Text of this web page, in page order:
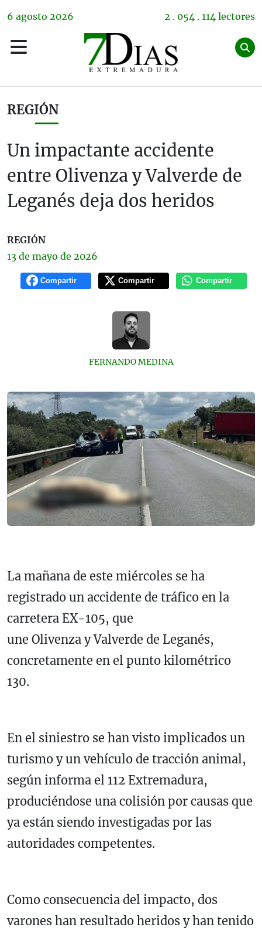
6 agosto 2026 2 . 054 . 114 lectores
REGIÓN
Un impactante accidente
entre Olivenza y Valverde de
Leganés deja dos heridos
REGIÓN
13 de mayo de 2026
Compartir Compartir Compartir
FERNANDO MEDINA
La mañana de este miércoles se ha
registrado un accidente de tráfico en la
carretera EX-105, que
une Olivenza yValverde de Leganés,
concretamente en el punto kilométrico
130.
En el siniestro se han visto implicados un
turismo y un vehículo de tracción animal,
según informa el 112 Extremadura,
produciéndose una colisión por causas que
ya están siendo investigadas por las
autoridades competentes.
Como consecuencia del impacto, dos
varones han resultado heridos y han tenido